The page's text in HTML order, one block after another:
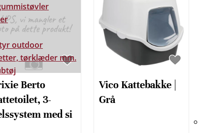
outdoor
tørklæder mm.
Berto
3-
med si
Vico Kattebakke |
Grå